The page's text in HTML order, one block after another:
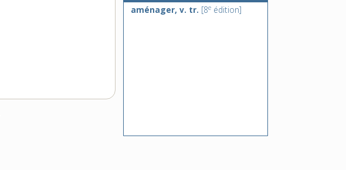
aménager, v. tr. [8e édition]